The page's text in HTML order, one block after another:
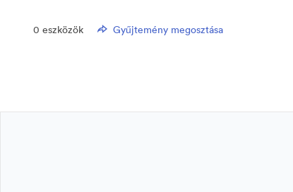
0 eszközök Gyűjtemény megosztása